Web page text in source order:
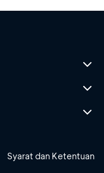
Syarat dan Ketentuan